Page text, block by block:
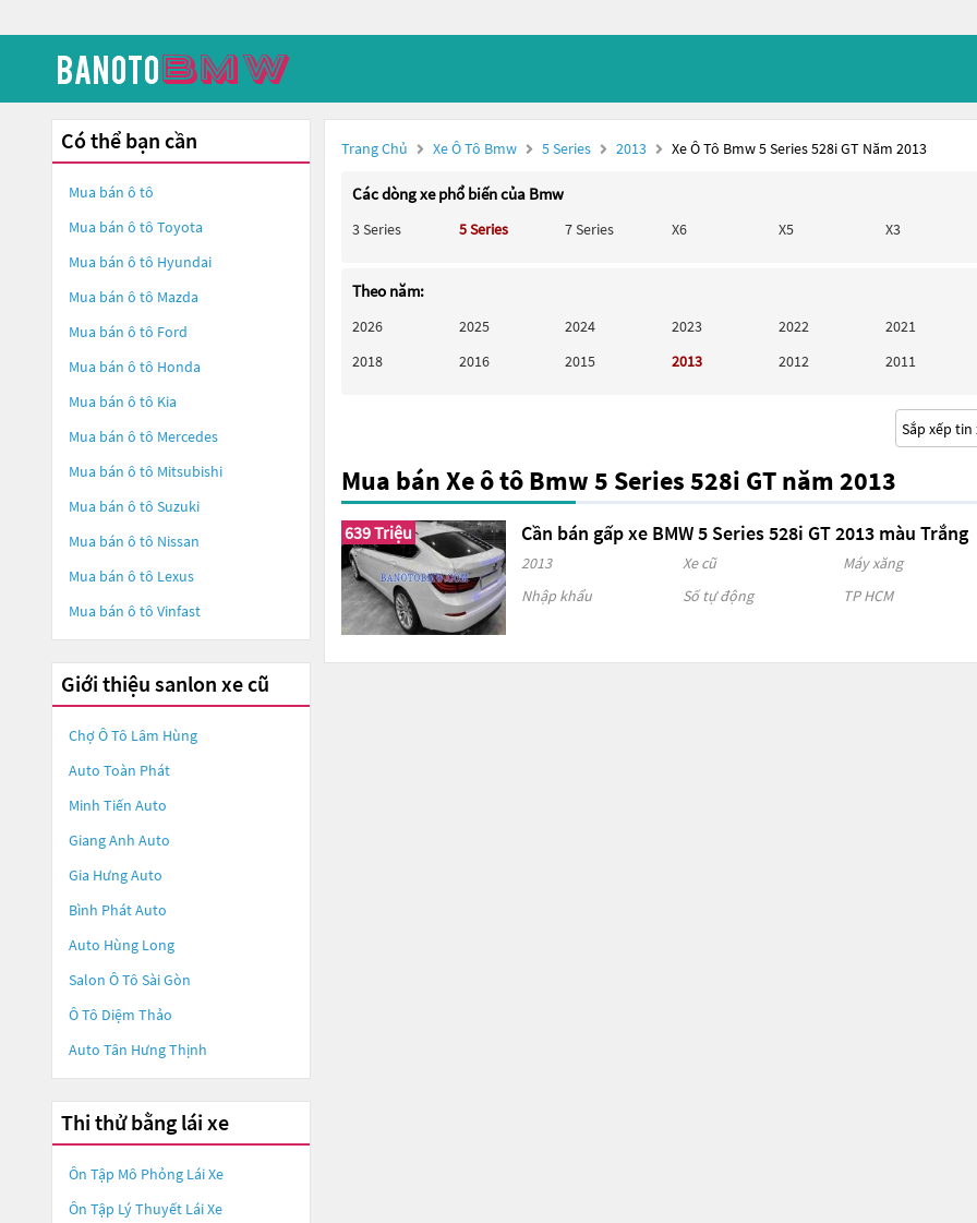
Có thể bạn cần
Mua bán ô tô
Mua bán ô tô Toyota
Mua bán ô tô Hyundai
Mua bán ô tô Mazda
Mua bán ô tô Ford
Mua bán ô tô Honda
Mua bán ô tô Kia
Mua bán ô tô Mercedes
Mua bán ô tô Mitsubishi
Mua bán ô tô Suzuki
Mua bán ô tô Nissan
Mua bán ô tô Lexus
Mua bán ô tô Vinfast
Giới thiệu sanlon xe cũ
Chợ Ô Tô Lâm Hùng
Auto Toàn Phát
Minh Tiến Auto
Giang Anh Auto
Gia Hưng Auto
Bình Phát Auto
Auto Hùng Long
Salon Ô Tô Sài Gòn
Ô Tô Diệm Thảo
Auto Tân Hưng Thịnh
Thi thử bằng lái xe
Ôn Tập Mô Phỏng Lái Xe
Ôn Tập Lý Thuyết Lái Xe
Trang Chủ Xe Ô Tô Bmw 5 Series 2013 Xe Ô Tô Bmw 5 Series 528i GT Năm 2013
Các dòng xe phổ biến của Bmw
3 Series 5 Series 7 Series X6 X5 X3
Theo năm:
2026 2025 2024 2023 2022 2021
2018
2016 2015 2013 2012 2011
Mua bán Xe ô tô Bmw 5 Series 528i GT năm 2013
639 Triệu Cần bán gấp xe BMW 5 Series 528i GT 2013 màu Trắng
2013 Xe cũ
Máy xăng
Nhập khẩu
Số tự động TP HCM